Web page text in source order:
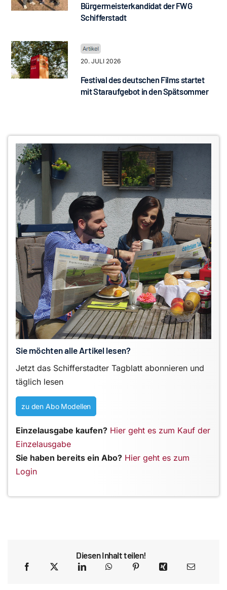
Bürgermeisterkandidat der FWG
Schifferstadt
20. JULI 2026
Festival des deutschen Films startet
mit Staraufgebot in den Spätsommer
Sie möchten alle Artikel lesen?
Jetzt das Schifferstadter Tagblatt abonnieren und
täglich lesen
zu den Abo Modellen
Einzelausgabe kaufen? Hier geht es zum Kauf der
Einzelausgabe
Sie haben bereits ein Abo? Hier geht es zum
Login
Diesen Inhalt teilen!